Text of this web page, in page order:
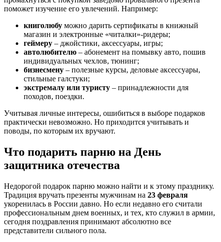
поможет изучение его увлечений. Например:
книголюбу можно дарить сертификаты в книжный
магазин и электронные «читалки»-ридеры;
геймеру – джойстики, аксессуары, игры;
автолюбителю – абонемент на помывку авто, пошив
индивидуальных чехлов, тюнинг;
бизнесмену – полезные курсы, деловые аксессуары,
стильные галстуки;
экстремалу или туристу – принадлежности для
походов, поездки.
Учитывая личные интересы, ошибиться в выборе подарков
практически невозможно. Но приходится учитывать и
поводы, по которым их вручают.
Что подарить парню на День
защитника отечества
Недорогой подарок парню можно найти и к этому празднику.
Традиция вручать презенты мужчинам на 23 февраля
укоренилась в России давно. Но если недавно его считали
профессиональным днем военных, и тех, кто служил в армии,
сегодня поздравления принимают абсолютно все
представители сильного пола.